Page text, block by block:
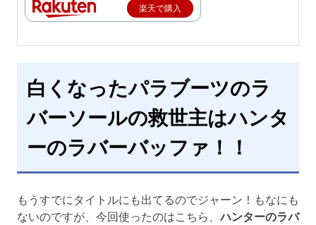
楽天で購入
白くなったパラブーツのラ
バーソールの救世主はハンタ
ーのラバーバッファ！！
もうすでにタイトルにも出てるのでジャーン！もなにも
ないのですが、今回使ったのはこちら、ハンターのラバ